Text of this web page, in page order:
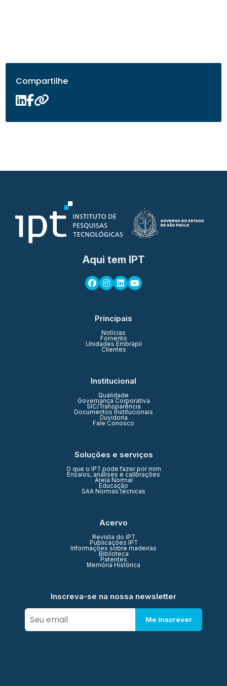
Compartilhe
Aqui tem IPT
Principais
Notícias
Fomento
Unidades Embrapii
Clientes
Institucional
Qualidade
Governança Corporativa
SIC/Transparência
Documentos Institucionais
Ouvidoria
Fale Conosco
Soluções e serviços
O que o IPT pode fazer por mim
Ensaios, análises e calibrações
Areia Normal
Educação
SAA Normas técnicas
Acervo
Revista do IPT
Publicações IPT
Informações sobre madeiras
Biblioteca
Patentes
Memória Histórica
Inscreva-se na nossa newsletter
Me inscrever